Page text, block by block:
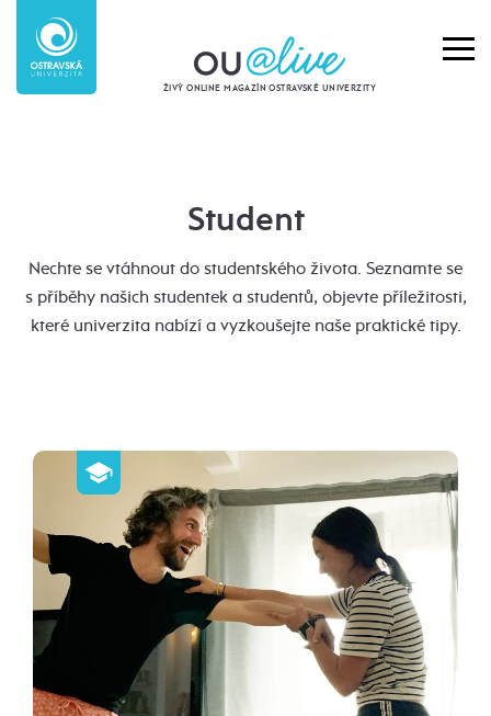
ŽIVÝ ONLINE MAGAZÍN OSTRAVSKÉ UNIVERZITY
Student
Nechte se vtáhnout do studentského života. Seznamte se
s příběhy našich studentek a studentů, objevte příležitosti,
které univerzita nabízí a vyzkoušejte naše praktické tipy.